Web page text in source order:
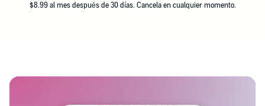
$8.99 al mes después de 30 días. Cancela en cualquier momento.